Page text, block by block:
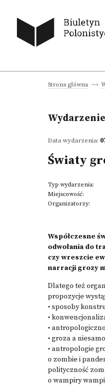
Strona główna
Wydarzenie
Data wydarzenia:
Światy
Typ wydarzenia:
Miejscowość:
Organizatorzy:
Współczesne
odwołania do
czy wreszcie
narracji grozy
Dlatego też
propozycje
• sposoby
•
•
• groza a
• antropologie
o zombie i
polityczność
o wampiry